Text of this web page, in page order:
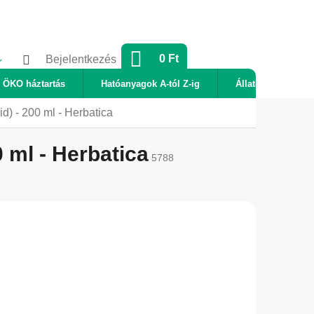
Bejelentkezés KOSÁR
0 Ft
ÖKO háztartás Hatóanyagok A-tól Z-ig Állatok
- 200 ml - Herbatica
ml - Herbatica 5788